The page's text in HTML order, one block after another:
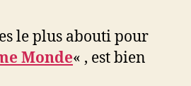
le plus abouti pour
Monde« , est bien